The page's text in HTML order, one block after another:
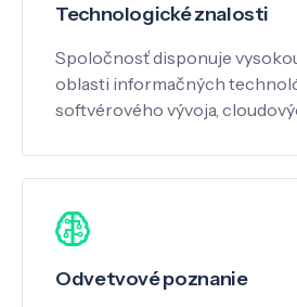
Technologické znalosti
Spoločnosť disponuje
oblasti informačných
softvérového vývoja,
Odvetvové poznanie